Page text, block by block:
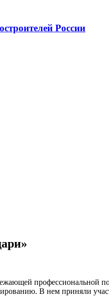
России
профессиональной
В нем приняли